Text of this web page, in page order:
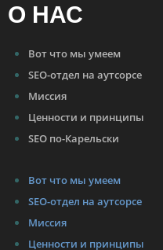
О НАС
Вот что мы умеем
SEO-отдел на аутсорсе
Миссия
Ценности и принципы
SEO по-Карельски
Вот что мы умеем
SEO-отдел на аутсорсе
Миссия
Ценности и принципы